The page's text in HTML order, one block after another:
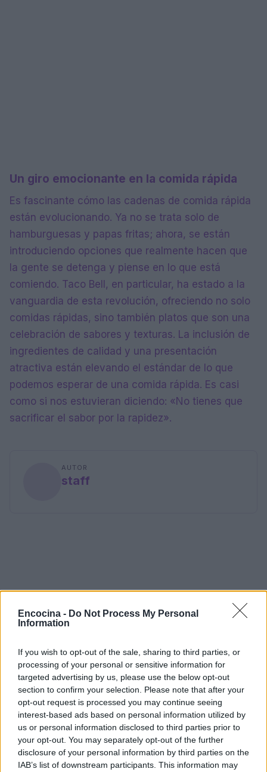
Encocina - Do Not Process My Personal
Information
If you wish to opt-out of the sale, sharing to third parties, or
processing of your personal or sensitive information for
targeted advertising by us, please use the below opt-out
section to confirm your selection. Please note that after your
opt-out request is processed you may continue seeing
interest-based ads based on personal information utilized by
us or personal information disclosed to third parties prior to
your opt-out. You may separately opt-out of the further
disclosure of your personal information by third parties on the
IAB’s list of downstream participants. This information may
Un giro emocionante en la comida rápida
Es fascinante cómo las cadenas de comida rápida
están evolucionando. Ya no se trata solo de
hamburguesas y papas fritas; ahora, se están
introduciendo opciones que realmente hacen que
la gente se detenga y piense en lo que está
comiendo. Taco Bell, en particular, ha estado a la
vanguardia de esta revolución, ofreciendo no solo
comidas rápidas, sino también platos que son una
celebración de sabores y texturas. La inclusión de
ingredientes de calidad y una presentación
atractiva están elevando el estándar de lo que
podemos esperar de una comida rápida. Es casi
como si nos estuvieran diciendo: «No tienes que
sacrificar el sabor por la rapidez».
AUTOR
staff